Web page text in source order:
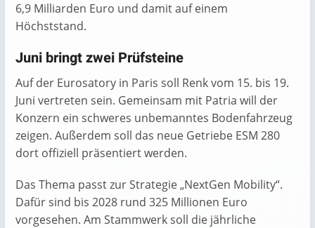
6,9 Milliarden Euro und damit auf einem
Höchststand.
Juni bringt zwei Prüfsteine
Auf der Eurosatory in Paris soll Renk vom 15. bis 19.
Juni vertreten sein. Gemeinsam mit Patria will der
Konzern ein schweres unbemanntes Bodenfahrzeug
zeigen. Außerdem soll das neue Getriebe ESM 280
dort offiziell präsentiert werden.
Das Thema passt zur Strategie „NextGen Mobility“.
Dafür sind bis 2028 rund 325 Millionen Euro
vorgesehen. Am Stammwerk soll die jährliche